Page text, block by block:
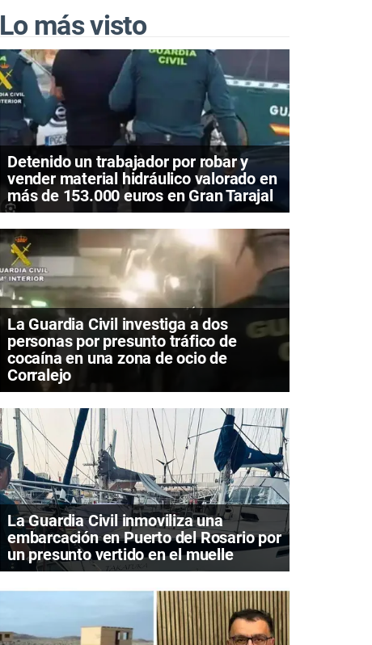
Lo más visto
Detenido un trabajador por robar y
vender material hidráulico valorado en
más de 153.000 euros en Gran Tarajal
La Guardia Civil investiga a dos
personas por presunto tráfico de
cocaína en una zona de ocio de
Corralejo
La Guardia Civil inmoviliza una
embarcación en Puerto del Rosario por
un presunto vertido en el muelle